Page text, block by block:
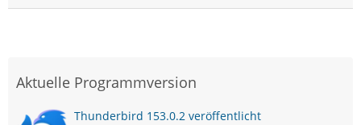
Aktuelle Programmversion
Thunderbird 153.0.2 veröffentlicht